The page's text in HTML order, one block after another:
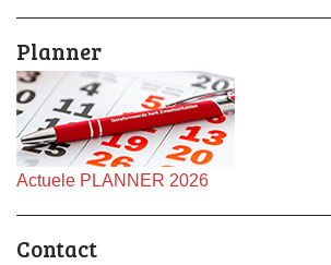
Planner
Actuele PLANNER 2026
Contact